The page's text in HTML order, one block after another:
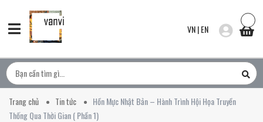
VN|EN
Trang chủ Tin tức
Hồn Mực Nhật Bản – Hành Trình Hội Họa Truyền
Thống Qua Thời Gian ( Phần 1)